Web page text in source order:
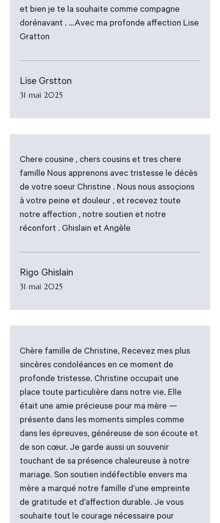
et bien je te la souhaite comme compagne
dorénavant . …Avec ma profonde affection Lise
Gratton
Lise Grstton
31 mai 2025
Chere cousine , chers cousins et tres chere
famille Nous apprenons avec tristesse le décès
de votre soeur Christine . Nous nous assoçions
à votre peine et douleur , et recevez toute
notre affection , notre soutien et notre
réconfort . Ghislain et Angèle
Rigo Ghislain
31 mai 2025
Chère famille de Christine, Recevez mes plus
sincères condoléances en ce moment de
profonde tristesse. Christine occupait une
place toute particulière dans notre vie. Elle
était une amie précieuse pour ma mère —
présente dans les moments simples comme
dans les épreuves, généreuse de son écoute et
de son cœur. Je garde aussi un souvenir
touchant de sa présence chaleureuse à notre
mariage. Son soutien indéfectible envers ma
mère a marqué notre famille d’une empreinte
de gratitude et d’affection durable. Je vous
souhaite tout le courage nécessaire pour